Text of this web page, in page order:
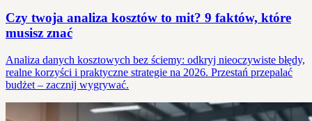
Czy twoja analiza kosztów to mit? 9 faktów, które
musisz znać
Analiza danych kosztowych bez ściemy: odkryj nieoczywiste błędy,
realne korzyści i praktyczne strategie na 2026. Przestań przepalać
budżet – zacznij wygrywać.